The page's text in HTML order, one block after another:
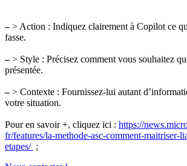
–> Action : Indiquez clairement à Copilot ce
fasse.
–> Style : Précisez comment vous souhaitez
présentée.
–> Contexte : Fournissez-lui autant
votre situation.
Pour en savoir +, cliquez ici : https://
fr/features/la-methode-asc-comment-maitriser-
etapes/ ;